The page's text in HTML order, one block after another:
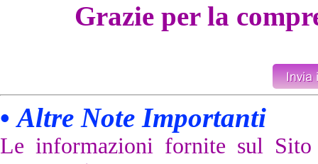
Grazie per la
•Altre Note Importanti
Le informazioni fornite sul